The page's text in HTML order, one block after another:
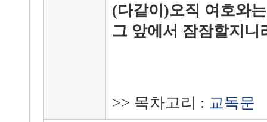
(다같이)오직 여호와
그 앞에서 잠잠할지니
>> 목차고리 : 교독문